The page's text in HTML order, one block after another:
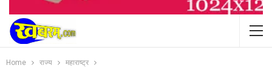
Home राज्य महाराष्ट्र